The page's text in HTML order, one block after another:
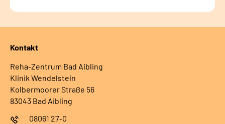
Kontakt
Reha-Zentrum Bad Aibling
Klinik Wendelstein
Kolbermoorer Straße 56
83043 Bad Aibling
08061 27-0